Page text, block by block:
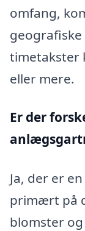
omfang,
timetakster
eller mere.
Er der
Ja, der er
primært på
blomster